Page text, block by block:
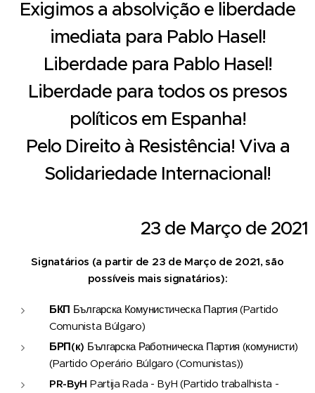
Exigimos a absolvição e liberdade
imediata para Pablo Hasel!
Liberdade para Pablo Hasel!
Liberdade para todos os presos
políticos em Espanha!
Pelo Direito à Resistência! Viva a
Solidariedade Internacional!
23 de Março de 2021
Signatários (a partir de 23 de Março de 2021, são
possíveis mais signatários):
БКП Българска Комунистическа Партия (Partido
Comunista Búlgaro)
БРП(к) Българска Работническа Партия (комунисти)
(Partido Operário Búlgaro (Comunistas))
PR-ByH Partija Rada - ByH (Partido trabalhista -